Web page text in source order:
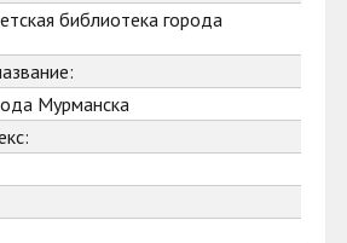
библиотека города
Мурманска